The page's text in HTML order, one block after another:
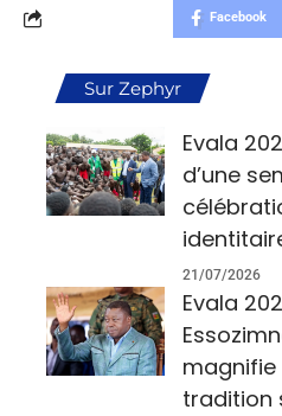
Facebook
Sur Zephyr
Evala
d’une
21/07/2026
Evala
magnifie
tradition